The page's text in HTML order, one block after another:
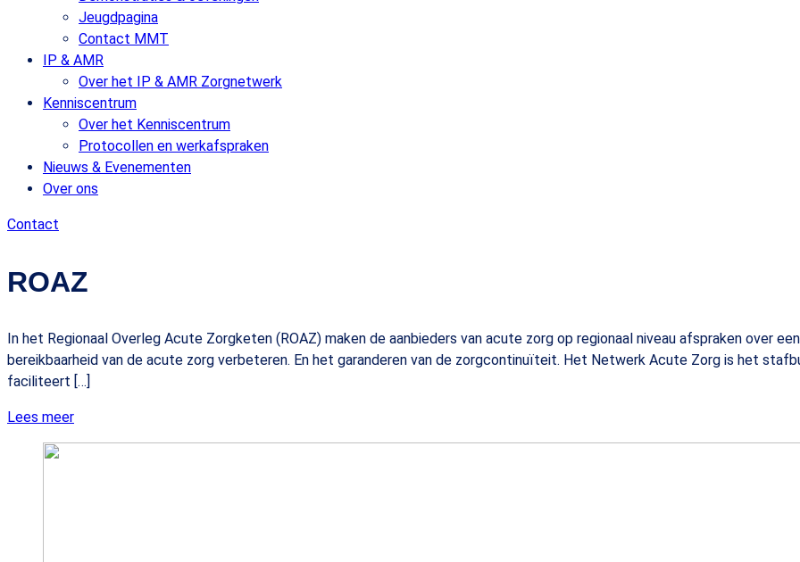
Jeugdpagina
Contact MMT
IP & AMR
Over het IP & AMR Zorgnetwerk
Kenniscentrum
Over het Kenniscentrum
Protocollen en werkafspraken
Nieuws & Evenementen
Over ons
Contact
ROAZ
In het Regionaal Overleg Acute Zorgketen (ROAZ) maken de aanbieders van acute zorg op regionaal niveau afspraken over
bereikbaarheid van de acute zorg verbeteren. En het garanderen van de zorgcontinuïteit. Het Netwerk Acute Zorg is het
faciliteert […]
Lees meer